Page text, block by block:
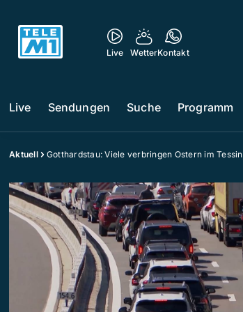
Live WetterKontakt
Live Sendungen Suche Programm
Aktuell Gotthardstau: Viele verbringen Ostern im Tessin